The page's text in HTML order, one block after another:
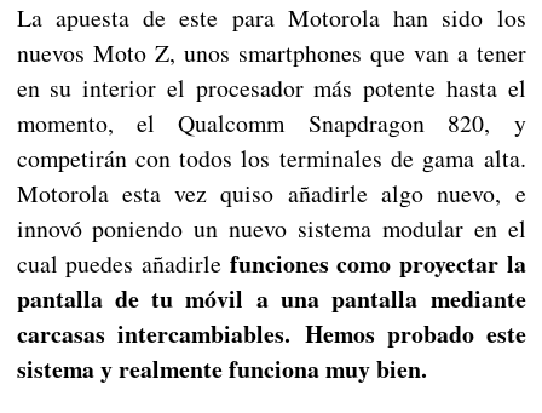
La apuesta de este para Motorola han sido los
nuevos Moto Z, unos smartphones que van a tener
en su interior el procesador más potente hasta el
momento, el Qualcomm Snapdragon 820, y
competirán con todos los terminales de gama alta.
Motorola esta vez quiso añadirle algo nuevo, e
innovó poniendo un nuevo sistema modular en el
cual puedes añadirle funciones como proyectar la
pantalla de tu móvil a una pantalla mediante
carcasas intercambiables. Hemos probado este
sistema y realmente funciona muy bien.